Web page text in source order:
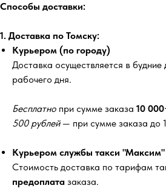
Способы доставки:
1. Доставка по Томску:
Курьером (по городу)
Доставка осуществляется в будние
рабочего дня.
Бесплатно при сумме заказа 10
500 рублей— при сумме заказа до
Курьером службы такси "Максим"
Стоимость доставка по тарифам
предоплата заказа.